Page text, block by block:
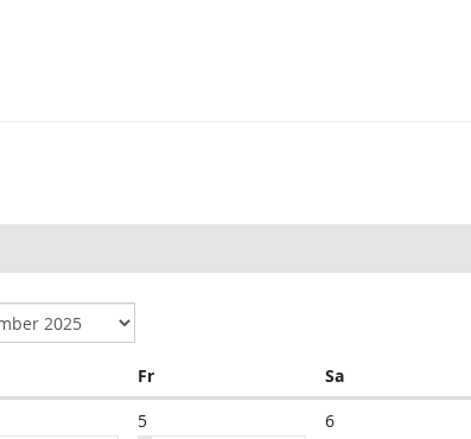
FrFreitag SaSamstag
5 6